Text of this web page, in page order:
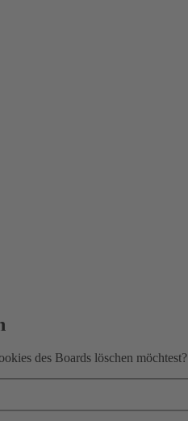
des Boards löschen möchtest?